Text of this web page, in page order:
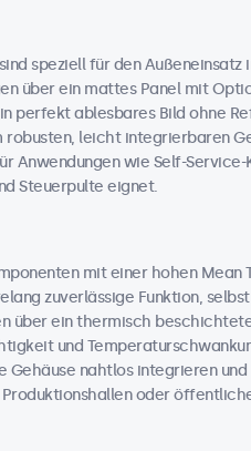
speziell für den Außeneinsatz
über ein mattes Panel mit
perfekt ablesbares Bild ohne
leicht integrierbaren
Anwendungen wie Self-Service-
Steuerpulte eignet.
mit einer hohen Mean
zuverlässige Funktion,
über ein thermisch
und
nahtlos integrieren
oder